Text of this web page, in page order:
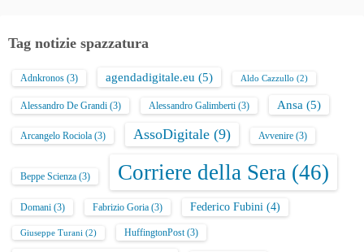
Tag notizie spazzatura
Adnkronos (3) agendadigitale.eu (5) Aldo Cazzullo (2)
Alessandro De Grandi (3) Alessandro Galimberti (3) Ansa (5)
Arcangelo Rociola (3) AssoDigitale (9) Avvenire (3)
Beppe Scienza (3) Corriere della Sera (46)
Domani (3) Fabrizio Goria (3) Federico Fubini (4)
Giuseppe Turani (2) HuffingtonPost(3)